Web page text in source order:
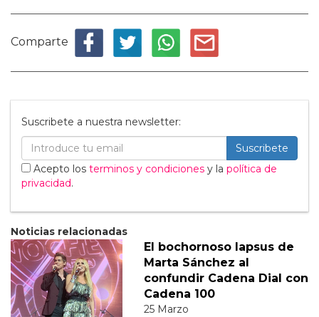
Comparte
Suscribete a nuestra newsletter:
Suscribete
Acepto los terminos y condiciones y la política de
privacidad.
Noticias relacionadas
El bochornoso lapsus de
Marta Sánchez al
confundir Cadena Dial con
Cadena 100
25 Marzo